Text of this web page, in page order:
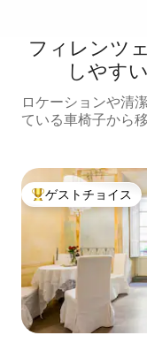
フィレンツ
しやす
ロケーションや清
ている車椅子から
大好評のゲストチ
ゲストチョイス